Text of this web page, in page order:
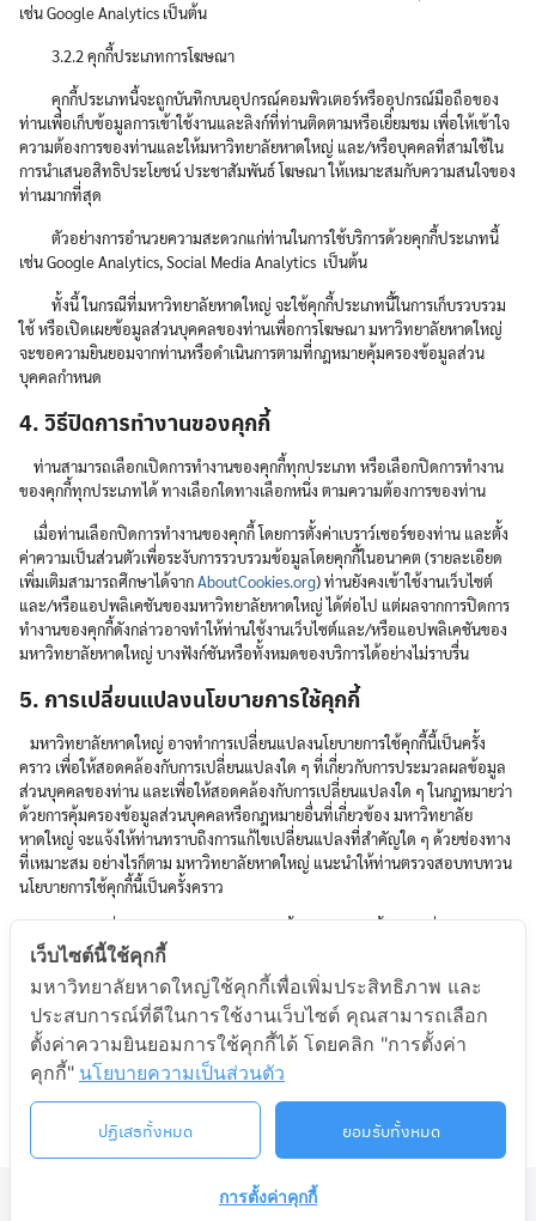
เช่น Google Analytics เป็นต้น
3.2.2 คุกกี้ประเภทการโฆษณา
คุกกี้ประเภทนี้จะถูกบันทึกบนอุปกรณ์คอมพิวเตอร์หรืออุปกรณ์มือถือของ
ท่านเพื่อเก็บข้อมูลการเข้าใช้งานและลิงก์ที่ท่านติดตามหรือเยี่ยมชม เพื่อให้เข้าใจ
ความต้องการของท่านและให้มหาวิทยาลัยหาดใหญ่ และ/หรือบุคคลที่สามใช้ใน
การนำเสนอสิทธิประโยชน์ ประชาสัมพันธ์ โฆษณา ให้เหมาะสมกับความสนใจของ
ท่านมากที่สุด
ตัวอย่างการอำนวยความสะดวกแก่ท่านในการใช้บริการด้วยคุกกี้ประเภทนี้
เช่น Google Analytics, Social Media Analytics เป็นต้น
ทั้งนี้ ในกรณีที่มหาวิทยาลัยหาดใหญ่ จะใช้คุกกี้ประเภทนี้ในการเก็บรวบรวม
ใช้ หรือเปิดเผยข้อมูลส่วนบุคคลของท่านเพื่อการโฆษณา มหาวิทยาลัยหาดใหญ่
จะขอความยินยอมจากท่านหรือดำเนินการตามที่กฎหมายคุ้มครองข้อมูลส่วน
บุคคลกำหนด
4. วิธีปิดการทำงานของคุกกี้
ท่านสามารถเลือกเปิดการทำงานของคุกกี้ทุกประเภท หรือเลือกปิดการทำงาน
ของคุกกี้ทุกประเภทได้ ทางเลือกใดทางเลือกหนึ่ง ตามความต้องการของท่าน
เมื่อท่านเลือกปิดการทำงานของคุกกี้ โดยการตั้งค่าเบราว์เซอร์ของท่าน และตั้ง
ค่าความเป็นส่วนตัวเพื่อระงับการรวบรวมข้อมูลโดยคุกกี้ในอนาคต (รายละเอียด
เพิ่มเติมสามารถศึกษาได้จากAboutCookies.org) ท่านยังคงเข้าใช้งานเว็บไซต์
และ/หรือแอปพลิเคชันของมหาวิทยาลัยหาดใหญ่ ได้ต่อไป แต่ผลจากการปิดการ
ทำงานของคุกกี้ดังกล่าวอาจทำให้ท่านใช้งานเว็บไซต์และ/หรือแอปพลิเคชันของ
มหาวิทยาลัยหาดใหญ่ บางฟังก์ชันหรือทั้งหมดของบริการได้อย่างไม่ราบรื่น
5. การเปลี่ยนแปลงนโยบายการใช้คุกกี้
มหาวิทยาลัยหาดใหญ่ อาจทำการเปลี่ยนแปลงนโยบายการใช้คุกกี้นี้เป็นครั้ง
คราว เพื่อให้สอดคล้องกับการเปลี่ยนแปลงใด ๆ ที่เกี่ยวกับการประมวลผลข้อมูล
ส่วนบุคคลของท่าน และเพื่อให้สอดคล้องกับการเปลี่ยนแปลงใด ๆ ในกฎหมายว่า
ด้วยการคุ้มครองข้อมูลส่วนบุคคลหรือกฎหมายอื่นที่เกี่ยวข้อง มหาวิทยาลัย
หาดใหญ่ จะแจ้งให้ท่านทราบถึงการแก้ไขเปลี่ยนแปลงที่สำคัญใด ๆ ด้วยช่องทาง
ที่เหมาะสม อย่างไรก็ตาม มหาวิทยาลัยหาดใหญ่ แนะนำให้ท่านตรวจสอบทบทวน
นโยบายการใช้คุกกี้นี้เป็นครั้งคราว
2565
ปรับปรุงล่าสุดเดือน พฤษภาคม 2565 (Version 1.0)
©2026 LIFELONG.HU.AC.TH. ALL RIGHTS RESERVED.
เว็บไซต์นี้ใช้คุกกี้
มหาวิทยาลัยหาดใหญ่ใช้คุกกี้เพื่อเพิ่มประสิทธิภาพ และ
ประสบการณ์ที่ดีในการใช้งานเว็บไซต์ คุณสามารถเลือก
ตั้งค่าความยินยอมการใช้คุกกี้ได้ โดยคลิก "การตั้งค่า
คุกกี้" นโยบายความเป็นส่วนตัว
ปฏิเสธทั้งหมด ยอมรับทั้งหมด
การตั้งค่าคุกกี้